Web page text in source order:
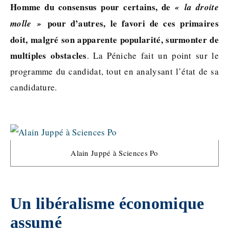
Homme du consensus pour certains, de « la droite
molle » pour d’autres, le favori de ces primaires
doit, malgré son apparente popularité, surmonter de
multiples obstacles. La Péniche fait un point sur le
programme du candidat, tout en analysant l’état de sa
candidature.
Alain Juppé à Sciences Po
Un libéralisme économique
assumé